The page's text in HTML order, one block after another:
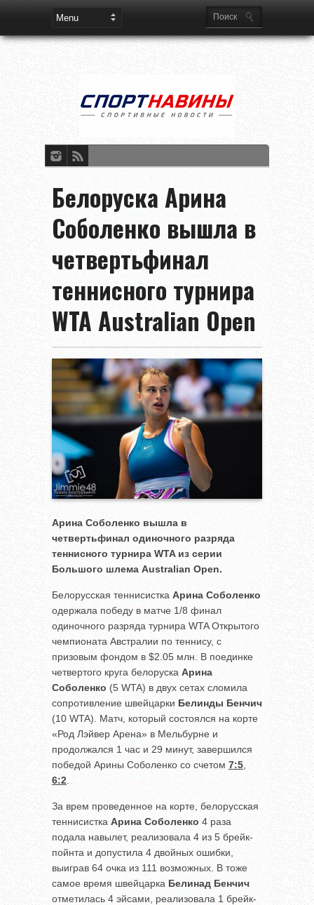
Белоруска Арина
Соболенко вышла в
четвертьфинал
теннисного турнира
WTA Australian Open
Арина Соболенко вышла в
четвертьфинал одиночного разряда
теннисного турнира WTA из серии
Большого шлема Australian Open.
Белорусская теннисистка Арина Соболенко
одержала победу в матче 1/8 финал
одиночного разряда турнира WTA Открытого
чемпионата Австралии по теннису, с
призовым фондом в $2.05 млн. В поединке
четвертого круга белоруска Арина
Соболенко (5 WTA) в двух сетах сломила
сопротивление швейцарки Белинды Бенчич
(10 WTA). Матч, который состоялся на корте
«Род Лэйвер Арена» в Мельбурне и
продолжался 1 час и 29 минут, завершился
победой Арины Соболенко со счетом 7:5
6:2
За врем проведенное на корте, белорусская
теннисистка Арина Соболенко 4 раза
подала навылет, реализовала 4 из 5 брейк-
пойнта и допустила 4 двойных ошибки,
выиграв 64 очка из 111 возможных. В тоже
самое время швейцарка Белинад Бенчич
отметилась 4 эйсами, реализовала 1 брейк-